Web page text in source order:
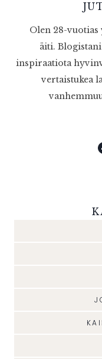
Olen 28-
äiti.
inspiraatiota
vertaistukea